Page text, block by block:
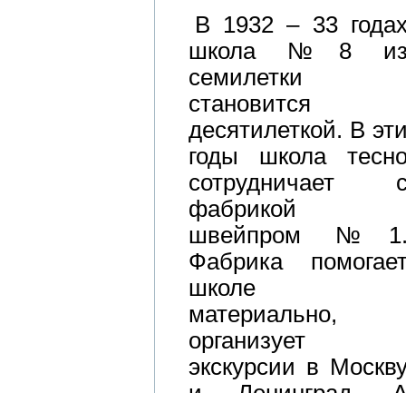
В 1932 – 33
школа №8
семилетки
становится
десятилеткой. В
годы школа
сотрудничает
фабрикой
швейпром
Фабрика
школе
материально,
организует
экскурсии в